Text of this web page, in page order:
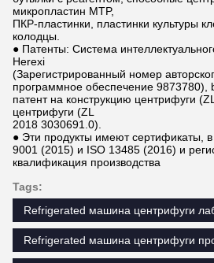
микропластин MTP,
ПКР-пластинки, пластинки культуры
колодцы.
● Патенты: Система
Herexi
(Зарегистрированный номер
программное обеспечение 9873780),
патент на конструкцию центрифуги
центрифуги (ZL
2018 3030691.0).
● Эти продукты имеют сертификаты,
9001 (2015) и ISO 13485 (2016) и
квалификация производства
Tags:
Refrigerated машина центрифуги
Refrigerated машина центрифуги